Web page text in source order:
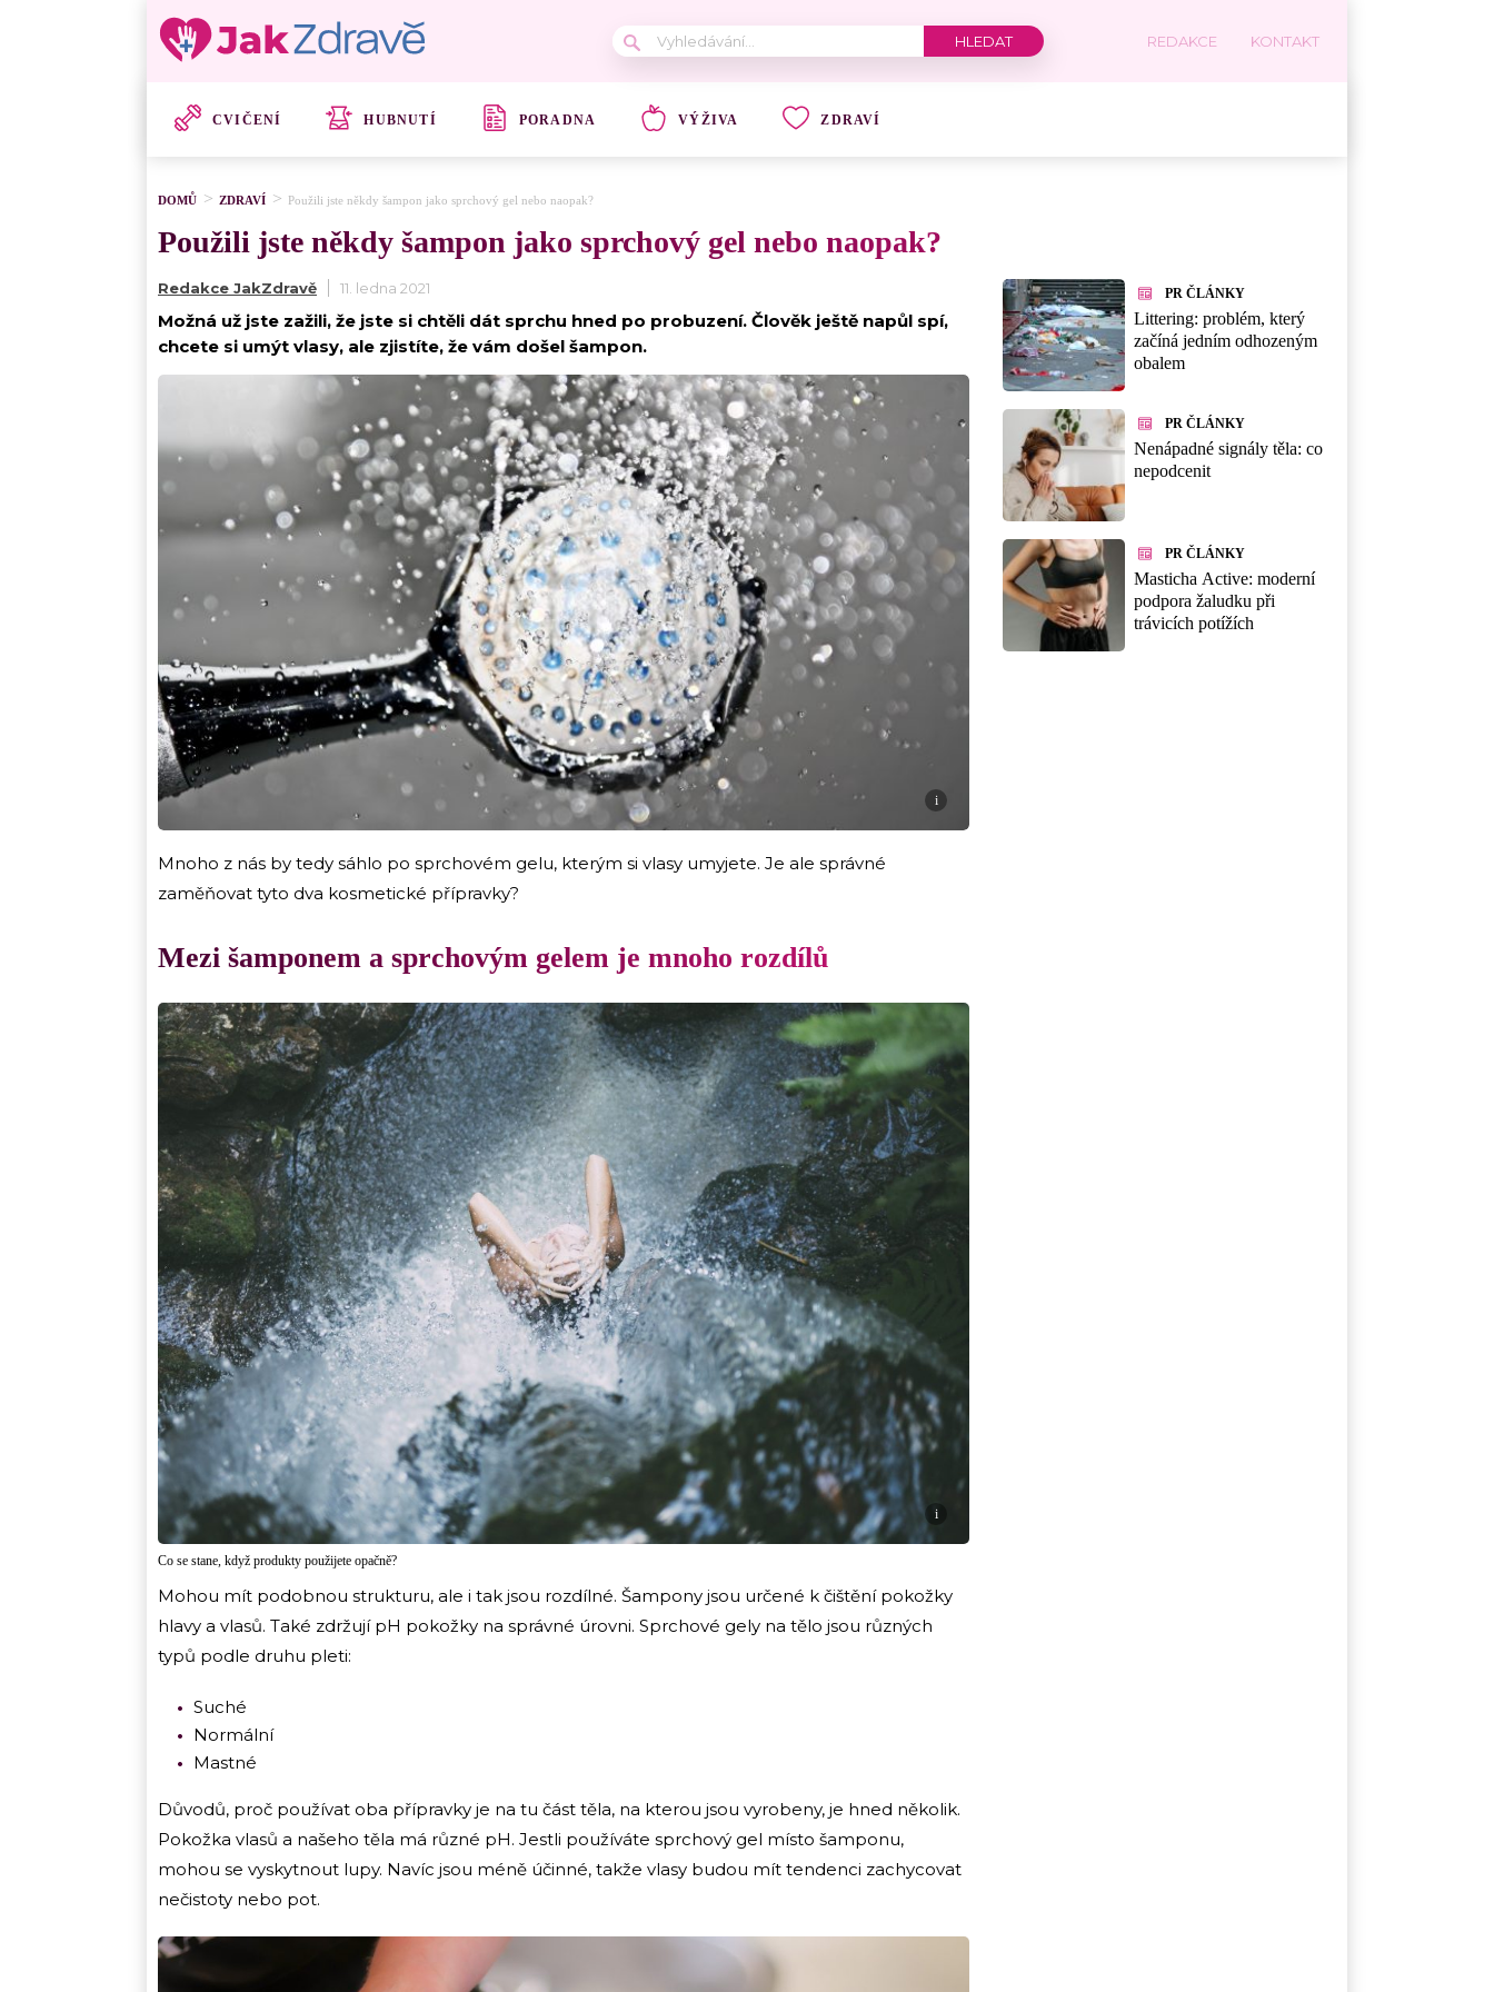
REDAKCE KONTAKT
CVIČENÍ HUBNUTÍ PORADNA VÝŽIVA ZDRAVÍ
DOMŮ ZDRAVÍ Použili jste někdy šampon jako sprchový gel nebo naopak?
Použili jste někdy šampon jako sprchový gel nebo naopak?
Redakce JakZdravě 11. ledna 2021
Možná už jste zažili, že jste si chtěli dát sprchu hned po probuzení. Člověk ještě napůl spí,
chcete si umýt vlasy, ale zjistíte, že vám došel šampon.
i
Mnoho z nás by tedy sáhlo po sprchovém gelu, kterým si vlasy umyjete. Je ale správné
zaměňovat tyto dva kosmetické přípravky?
Mezi šamponem a sprchovým gelem je mnoho rozdílů
i
Co se stane, když produkty použijete opačně?
Mohou mít podobnou strukturu, ale i tak jsou rozdílné. Šampony jsou určené k čištění pokožky
hlavy a vlasů. Také zdržují pH pokožky na správné úrovni. Sprchové gely na tělo jsou různých
typů podle druhu pleti:
Suché
Normální
Mastné
Důvodů, proč používat oba přípravky je na tu část těla, na kterou jsou vyrobeny, je hned několik.
Pokožka vlasů a našeho těla má různé pH. Jestli používáte sprchový gel místo šamponu,
mohou se vyskytnout lupy. Navíc jsou méně účinné, takže vlasy budou mít tendenci zachycovat
nečistoty nebo pot.
PR ČLÁNKY
Littering: problém, který
začíná jedním odhozeným
obalem
PR ČLÁNKY
Nenápadné signály těla: co
nepodcenit
PR ČLÁNKY
Masticha Active: moderní
podpora žaludku při
trávicích potížích